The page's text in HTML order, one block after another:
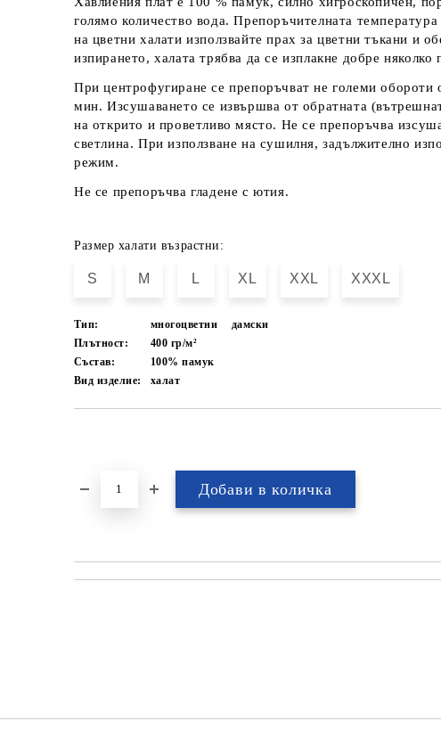
голямо количество вода. Препоръчителната
на цветни халати използвайте прах за цветни тъкани и
изпирането, халата трябва да се изплакне добре няколко
При центрофугиране се препоръчват не големи
мин. Изсушаването се извършва от обратната
на открито и проветливо място. Не се препоръчва
светлина. При използване на сушилня, задължително
режим.
Не се препоръчва гладене с ютия.
Размер халати възрастни:
S M L XL XXL XXXL
Тип: многоцветни
дамски
Плътност:
400 гр/м²
Състав:
100% памук
Вид изделие:
халат